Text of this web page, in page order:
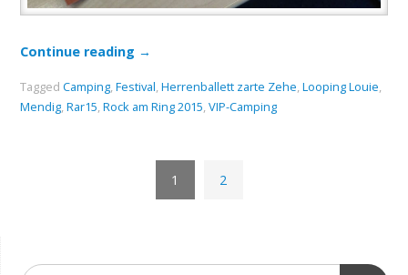
Continue reading →
Tagged Camping, Festival, Herrenballett zarte Zehe, Looping Louie,
Mendig, Rar15, Rock am Ring 2015, VIP-Camping
1 2